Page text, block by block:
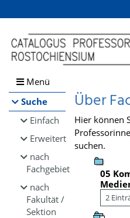
Browsen
direkt zum Inhalt
Menü
Suche
Einfach
Erweitert
nach
Fachgebiet
nach
Fakultät /
Sektion
Über
Hier können
suchen.
05
2